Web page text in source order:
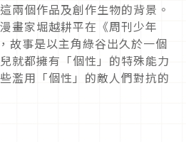
兩個作品及創作生物的背景。
畫家堀越耕平在《周刊少年
故事是以主角綠谷出久於一個
就都擁有「個性」的特殊能力
濫用「個性」的敵人們對抗的